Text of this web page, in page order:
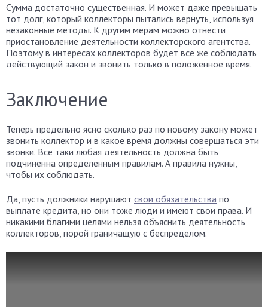
Сумма достаточно существенная. И может даже превышать
тот долг, который коллекторы пытались вернуть, используя
незаконные методы. К другим мерам можно отнести
приостановление деятельности коллекторского агентства.
Поэтому в интересах коллекторов будет все же соблюдать
действующий закон и звонить только в положенное время.
Заключение
Теперь предельно ясно сколько раз по новому закону может
звонить коллектор и в какое время должны совершаться эти
звонки. Все таки любая деятельность должна быть
подчиненна определенным правилам. А правила нужны,
чтобы их соблюдать.
Да, пусть должники нарушают свои обязательства по
выплате кредита, но они тоже люди и имеют свои права. И
никакими благими целями нельзя объяснить деятельность
коллекторов, порой граничащую с беспределом.